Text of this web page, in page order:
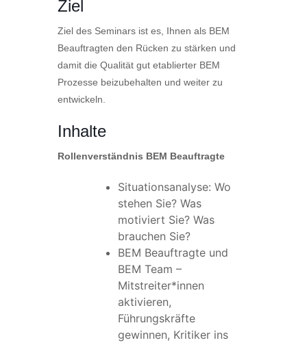
Ziel
Ziel des Seminars ist es, Ihnen als BEM
Beauftragten den Rücken zu stärken und
damit die Qualität gut etablierter BEM
Prozesse beizubehalten und weiter zu
entwickeln.
Inhalte
Rollenverständnis BEM Beauftragte
Situationsanalyse: Wo
stehen Sie? Was
motiviert Sie? Was
brauchen Sie?
BEM Beauftragte und
BEM Team –
Mitstreiter*innen
aktivieren,
Führungskräfte
gewinnen, Kritiker ins